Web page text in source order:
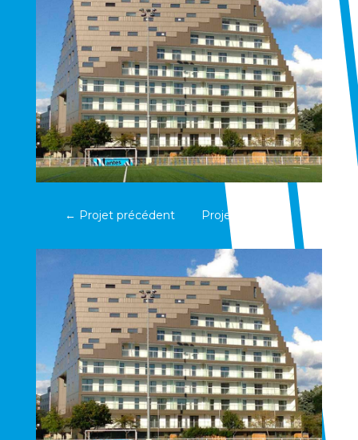
← Projet précédent Projet suivant →